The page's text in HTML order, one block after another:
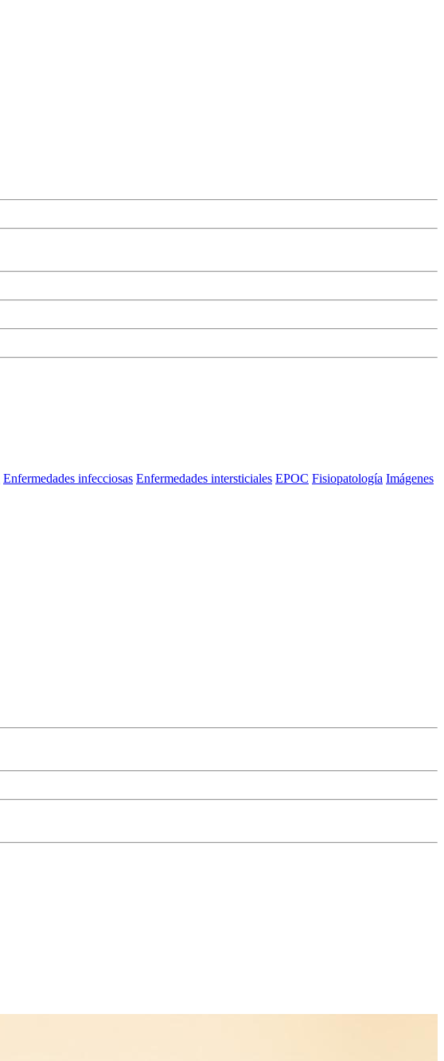
Enfermedades infecciosas Enfermedades intersticiales EPOC Fisiopatología Imágenes